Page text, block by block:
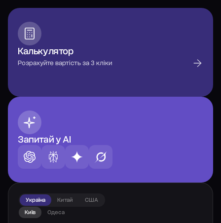
Калькулятор
Розрахуйте вартість за 3 кліки
Запитай у AI
Україна Китай
США
Київ
Одеса